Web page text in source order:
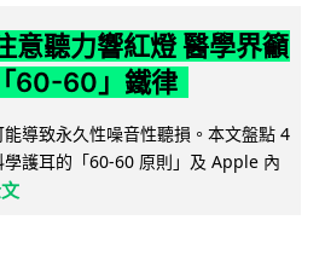
意聽力響紅燈 醫學界籲
60-60」鐵律
導致永久性噪音性聽損。本文盤點 4
護耳的「60-60 原則」及 Apple 內